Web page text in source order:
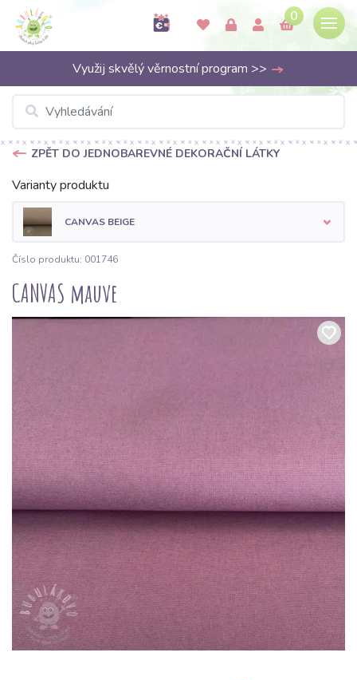
0
Využij skvělý věrnostní program >>
ZPĚT DO JEDNOBAREVNÉ DEKORAČNÍ LÁTKY
Varianty produktu
CANVAS BEIGE
Číslo produktu: 001746
CANVAS mauve